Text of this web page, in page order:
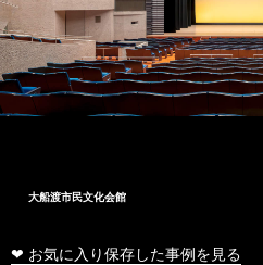
大船渡市民文化会館
❤ お気に入り保存した事例を見る